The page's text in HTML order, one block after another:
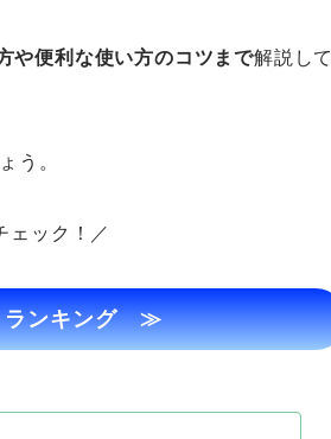
や便利な使い方のコツまで解説して
う。
ェック！／
ランキング ≫